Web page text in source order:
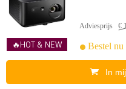
🔥HOT & NEW
Adviesprijs €
Bestel
In